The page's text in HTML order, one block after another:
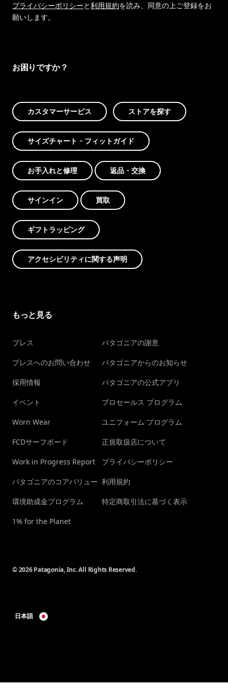
プライバシーポリシーと利用規約を読み、同意の上ご登録をお
願いします。
お困りですか？
カスタマーサービス ストアを探す
サイズチャート・フィットガイド
お手入れと修理 返品・交換
サインイン 買取
ギフトラッピング
アクセシビリティに関する声明
もっと見る
プレス
プレスへのお問い合わせ
採用情報
イベント
Worn Wear
FCDサーフボード
Work in Progress Report
パタゴニアのコアバリュー
環境助成金プログラム
1% for the Planet
パタゴニアの謝意
パタゴニアからのお知らせ
パタゴニアの公式アプリ
プロセールス プログラム
ユニフォーム プログラム
正規取扱店について
プライバシーポリシー
利用規約
特定商取引法に基づく表示
© 2026 Patagonia, Inc. All Rights Reserved.
日本語